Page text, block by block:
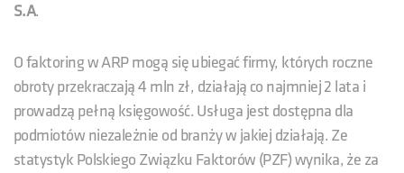
S.A.
O faktoring w ARP mogą się ubiegać firmy, których roczne
obroty przekraczają 4 mln zł, działają co najmniej 2 lata i
prowadzą pełną księgowość. Usługa jest dostępna dla
podmiotów niezależnie od branży w jakiej działają. Ze
statystyk Polskiego Związku Faktorów (PZF) wynika, że za